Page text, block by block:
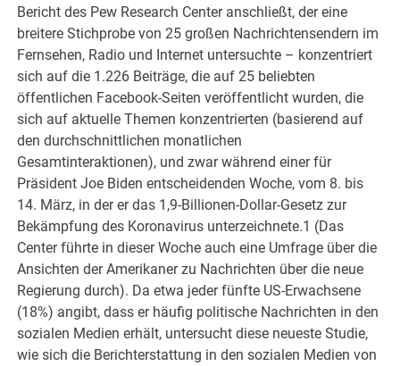
Bericht des Pew Research Center anschließt, der eine
breitere Stichprobe von 25 großen Nachrichtensendern im
Fernsehen, Radio und Internet untersuchte – konzentriert
sich auf die 1.226 Beiträge, die auf 25 beliebten
öffentlichen Facebook-Seiten veröffentlicht wurden, die
sich auf aktuelle Themen konzentrierten (basierend auf
den durchschnittlichen monatlichen
Gesamtinteraktionen), und zwar während einer für
Präsident Joe Biden entscheidenden Woche, vom 8. bis
14. März, in der er das 1,9-Billionen-Dollar-Gesetz zur
Bekämpfung des Koronavirus unterzeichnete.1 (Das
Center führte in dieser Woche auch eine Umfrage über die
Ansichten der Amerikaner zu Nachrichten über die neue
Regierung durch). Da etwa jeder fünfte US-Erwachsene
(18%) angibt, dass er häufig politische Nachrichten in den
sozialen Medien erhält, untersucht diese neueste Studie,
wie sich die Berichterstattung in den sozialen Medien von